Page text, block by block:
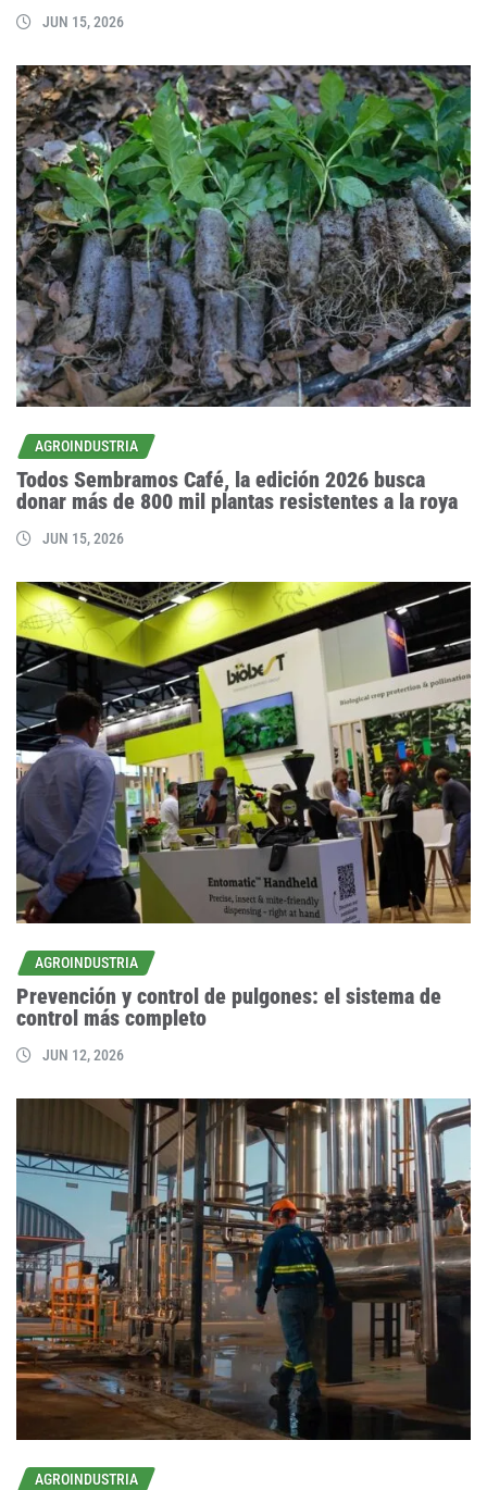
JUN 15, 2026
AGROINDUSTRIA
Todos Sembramos Café, la edición 2026 busca
donar más de 800 mil plantas resistentes a la roya
JUN 15, 2026
AGROINDUSTRIA
Prevención y control de pulgones: el sistema de
control más completo
JUN 12, 2026
AGROINDUSTRIA